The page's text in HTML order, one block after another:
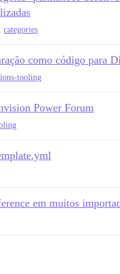
categories
como código para
tooling
Power Forum
em muitos